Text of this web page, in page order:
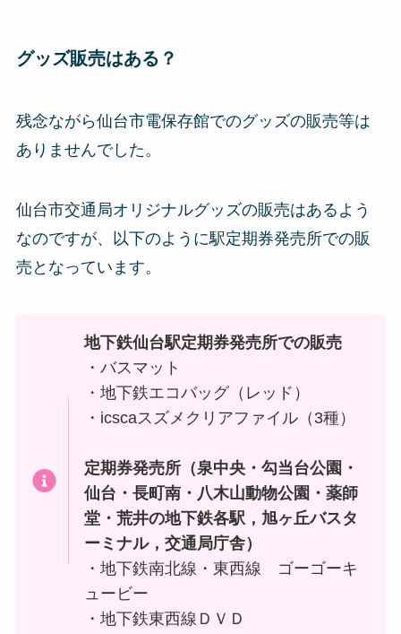
グッズ販売はある？
残念ながら仙台市電保存館でのグッズの販売等は
ありませんでした。
仙台市交通局オリジナルグッズの販売はあるよう
なのですが、以下のように駅定期券発売所での販
売となっています。
地下鉄仙台駅定期券発売所での販売
・バスマット
・地下鉄エコバッグ（レッド）
・icscaスズメクリアファイル（3種）
定期券発売所（泉中央・勾当台公園・
仙台・長町南・八木山動物公園・薬師
堂・荒井の地下鉄各駅，旭ヶ丘バスタ
ーミナル，交通局庁舎）
・地下鉄南北線・東西線 ゴーゴーキ
ュービー
・地下鉄東西線ＤＶＤ